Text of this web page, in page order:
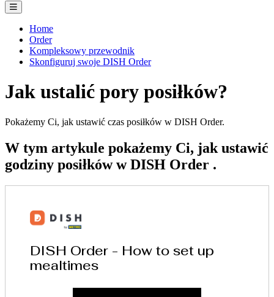
Home
Order
Kompleksowy przewodnik
Skonfiguruj swoje DISH Order
Jak ustalić pory posiłków?
Pokażemy Ci, jak ustawić czas posiłków w DISH Order.
W tym artykule pokażemy Ci, jak ustawić
godziny posiłków w DISH Order .